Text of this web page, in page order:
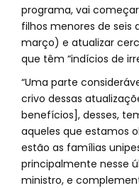
programa, vai
filhos menores de
março) e atualizar
que têm “indícios de
“Uma parte
crivo dessas
benefícios], desses,
aqueles que estamos
estão as famílias
principalmente nesse
ministro, e